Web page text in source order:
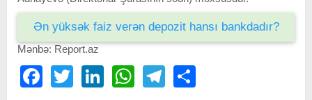
Ən yüksək faiz verən depozit hansı bankdadır?
Mənbə: Report.az
FacebookTwitter LinkedIn WhatsAppTelegram